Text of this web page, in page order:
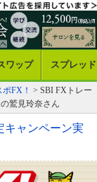
ワップ スプレッド
FX！ > SBI FXトレー
鷲見玲奈さん
キャンペーン実